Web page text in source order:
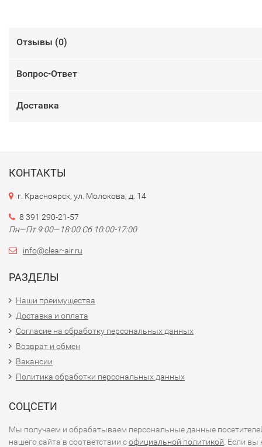
Отзывы (0)
Вопрос-Ответ
Доставка
КОНТАКТЫ
г. Красноярск, ул. Молокова, д. 14
8 391 290-21-57
Пн—Пт 9:00—18:00 Сб 10:00-17:00
info@clear-air.ru
РАЗДЕЛЫ
Наши преимущества
Доставка и оплата
Согласие на обработку персональных данных
Возврат и обмен
Вакансии
Политика обработки персональных данных
СОЦСЕТИ
Мы получаем и обрабатываем персональные данные
нашего сайта в соответствии софициальной политикой . Если вы